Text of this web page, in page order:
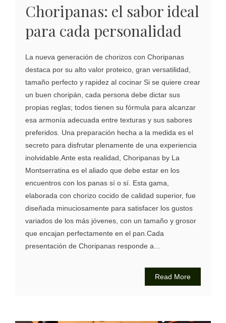
Choripanas: el sabor ideal
para cada personalidad
La nueva generación de chorizos con Choripanas
destaca por su alto valor proteico, gran versatilidad,
tamaño perfecto y rapidez al cocinar Si se quiere crear
un buen choripán, cada persona debe dictar sus
propias reglas; todos tienen su fórmula para alcanzar
esa armonía adecuada entre texturas y sus sabores
preferidos. Una preparación hecha a la medida es el
secreto para disfrutar plenamente de una experiencia
inolvidable.Ante esta realidad, Choripanas by La
Montserratina es el aliado que debe estar en los
encuentros con los panas sí o sí. Esta gama,
elaborada con chorizo cocido de calidad superior, fue
diseñada minuciosamente para satisfacer los gustos
variados de los más jóvenes, con un tamaño y grosor
que encajan perfectamente en el pan.Cada
presentación de Choripanas responde a...
Read More